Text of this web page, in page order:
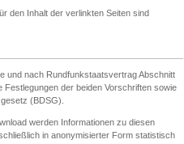
den Inhalt der verlinkten Seiten sind
und nach Rundfunkstaatsvertrag Abschnitt
der beiden Vorschriften sowie
(BDSG).
werden Informationen zu diesen
in anonymisierter Form statistisch